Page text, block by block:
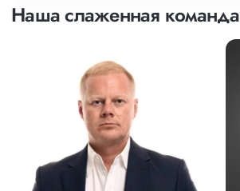
Наша слаженная команда